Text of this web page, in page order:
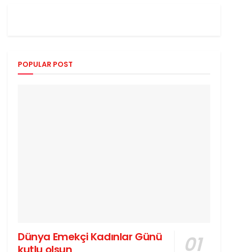
POPULAR POST
Dünya Emekçi Kadınlar Günü